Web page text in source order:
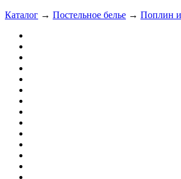
Каталог → Постельное белье → Поплин